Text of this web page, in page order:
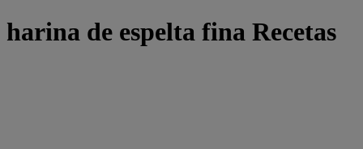
harina de espelta fina Recetas